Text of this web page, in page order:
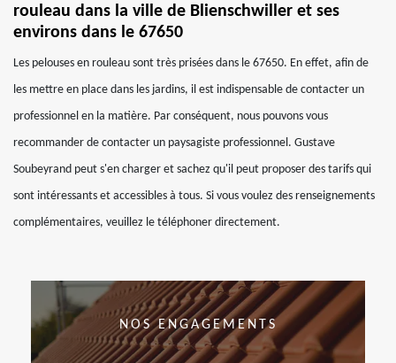
rouleau dans la ville de Blienschwiller et ses
environs dans le 67650
Les pelouses en rouleau sont très prisées dans le 67650. En effet, afin de
les mettre en place dans les jardins, il est indispensable de contacter un
professionnel en la matière. Par conséquent, nous pouvons vous
recommander de contacter un paysagiste professionnel. Gustave
Soubeyrand peut s'en charger et sachez qu'il peut proposer des tarifs qui
sont intéressants et accessibles à tous. Si vous voulez des renseignements
complémentaires, veuillez le téléphoner directement.
NOS ENGAGEMENTS